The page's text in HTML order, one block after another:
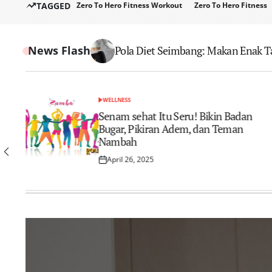
TAGGED Zero To Hero Fitness Workout Zero To Hero Fitness
News Flash Unstoppable Habits: 9 Cara Jitu
Pola Diet Seimbang: Makan Enak
Teknik Dasar Lompat Indah yang
Hidup Sehat Rutinitas yang Bisa
Olahraga Ringan Pendukung Diet
Program Diet Remaja: Cara Sehat
Alat Olahraga Sederhana yang
POSTED
IN
WELLNESS
Senam sehat Itu Seru! Bikin Badan
Bugar, Pikiran Adem, dan Teman
Nambah
Posted
April 26, 2025